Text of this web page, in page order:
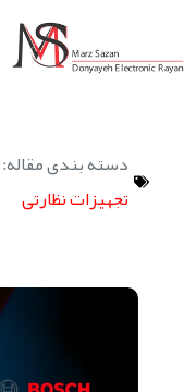
دسته بندی مقاله:
تجهیزات نظارتی